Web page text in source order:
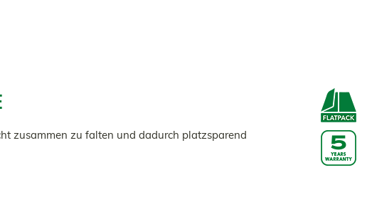
zusammen zu falten und dadurch platzsparend